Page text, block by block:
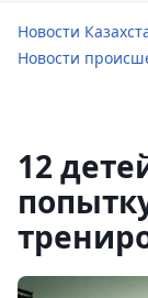
Новости
Новости
12